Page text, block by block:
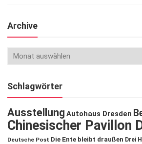
Archive
Schlagwörter
Ausstellung Autohaus Dresden
Chinesischer Pavillon
Deutsche Post Die Ente bleibt draußen Drei